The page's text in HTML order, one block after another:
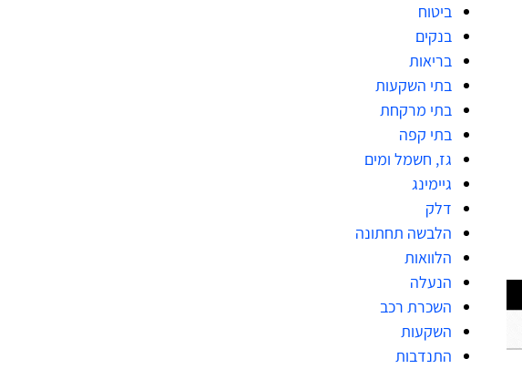
ביטוח
בנקים
בריאות
בתי השקעות
בתי מרקחת
בתי קפה
גז, חשמל ומים
גיימינג
דלק
הלבשה תחתונה
הלוואות
הנעלה
השכרת רכב
השקעות
התנדבות